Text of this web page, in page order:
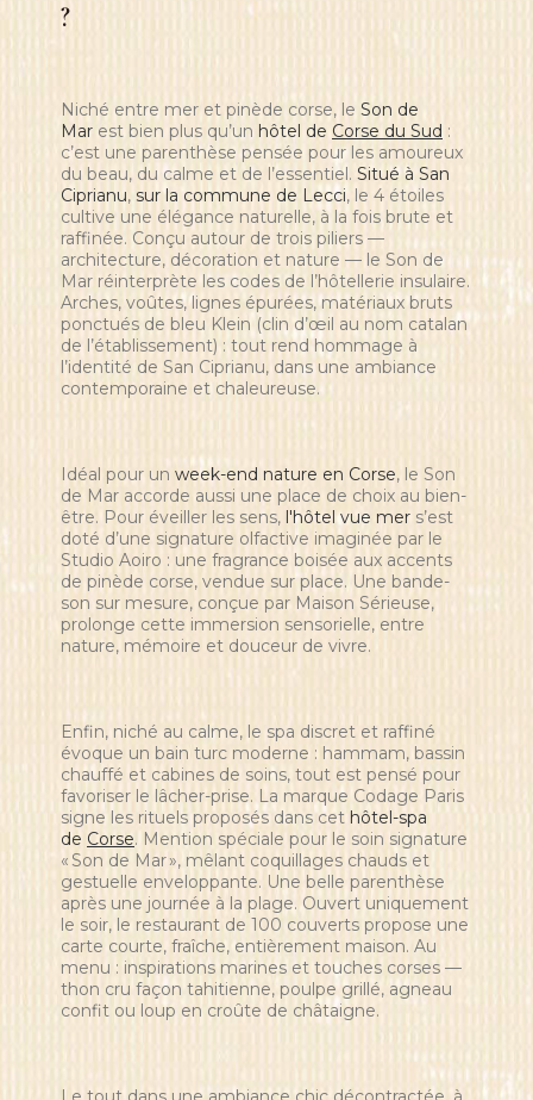
?
Niché entre mer et pinède corse, le Son de
Mar est bien plus qu’un hôtel de Corse du Sud :
c’est une parenthèse pensée pour les amoureux
du beau, du calme et de l’essentiel. Situé à San
Ciprianu, sur la commune de Lecci, le 4 étoiles
cultive une élégance naturelle, à la fois brute et
raffinée. Conçu autour de trois piliers —
architecture, décoration et nature — le Son de
Mar réinterprète les codes de l’hôtellerie insulaire.
Arches, voûtes, lignes épurées, matériaux bruts
ponctués de bleu Klein (clin d’œil au nom catalan
de l’établissement) : tout rend hommage à
l’identité de San Ciprianu, dans une ambiance
contemporaine et chaleureuse.
Idéal pour un week-end nature en Corse, le Son
de Mar accorde aussi une place de choix au bien-
être. Pour éveiller les sens, l'hôtel vue mer s’est
doté d’une signature olfactive imaginée par le
Studio Aoiro : une fragrance boisée aux accents
de pinède corse, vendue sur place. Une bande-
son sur mesure, conçue par Maison Sérieuse,
prolonge cette immersion sensorielle, entre
nature, mémoire et douceur de vivre.
Enfin, niché au calme, le spa discret et raffiné
évoque un bain turc moderne : hammam, bassin
chauffé et cabines de soins, tout est pensé pour
favoriser le lâcher-prise. La marque Codage Paris
signe les rituels proposés dans cet hôtel-spa
de Corse. Mention spéciale pour le soin signature
« Son de Mar », mêlant coquillages chauds et
gestuelle enveloppante. Une belle parenthèse
après une journée à la plage. Ouvert uniquement
le soir, le restaurant de 100 couverts propose une
carte courte, fraîche, entièrement maison. Au
menu : inspirations marines et touches corses —
thon cru façon tahitienne, poulpe grillé, agneau
confit ou loup en croûte de châtaigne.